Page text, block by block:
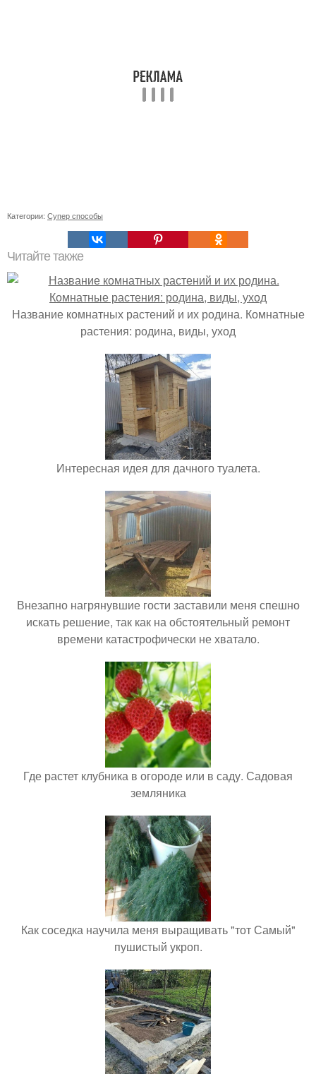
Категории: Супер способы
Читайте также
Название комнатных растений и их родина. Комнатные
растения: родина, виды, уход
Интересная идея для дачного туалета.
Внезапно нагрянувшие гости заставили меня спешно
искать решение, так как на обстоятельный ремонт
времени катастрофически не хватало.
Где растет клубника в огороде или в саду. Садовая
земляника
Как соседка научила меня выращивать "тот Самый"
пушистый укроп.